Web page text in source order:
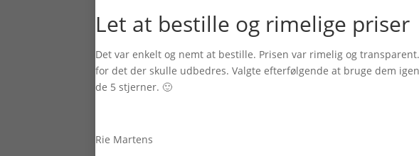
Let at bestille og rimelige priser
Det var enkelt og nemt at bestille. Prisen var rimelig og
for det der skulle udbedres. Valgte efterfølgende at bruge dem
de 5 stjerner. 🙂
Rie Martens